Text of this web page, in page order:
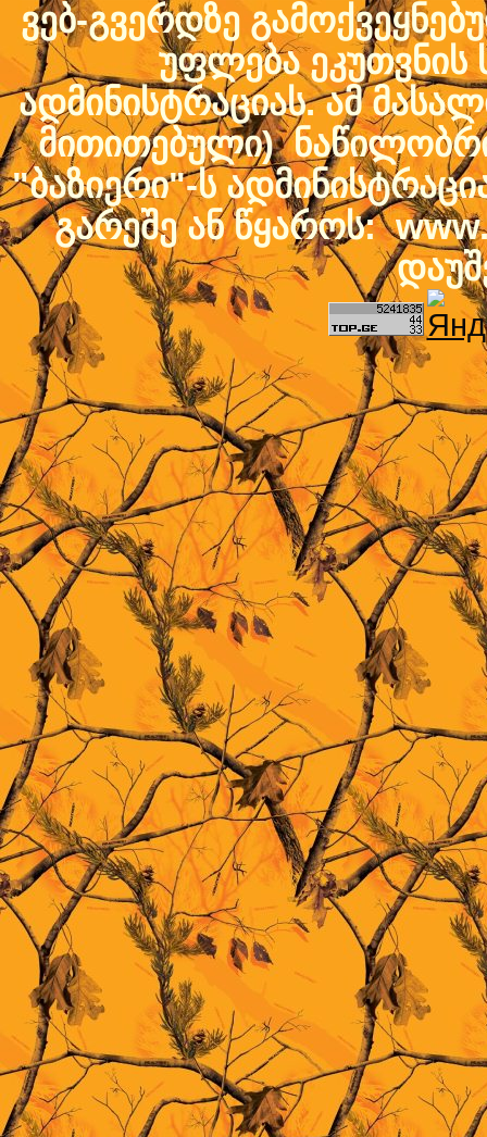
ვებ-გვერდზე
უფლება ეკუთვნის
ადმინისტრაციას. ამ
მითითებული)
"ბაზიერი"-ს
გარეშე ან წყაროს: